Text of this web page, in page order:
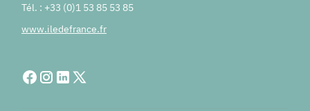
Tél. : +33 (0)1 53 85 53 85
www.iledefrance.fr